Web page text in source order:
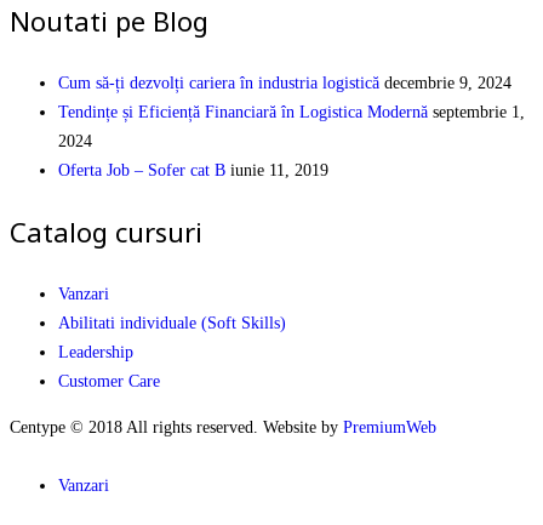
Noutati pe Blog
Cum să-ți dezvolți cariera în industria logistică decembrie 9, 2024
Tendințe și Eficiență Financiară în Logistica Modernă septembrie 1,
2024
Oferta Job – Sofer cat B iunie 11, 2019
Catalog cursuri
Vanzari
Abilitati individuale (Soft Skills)
Leadership
Customer Care
Centype © 2018 All rights reserved. Website by PremiumWeb
Vanzari